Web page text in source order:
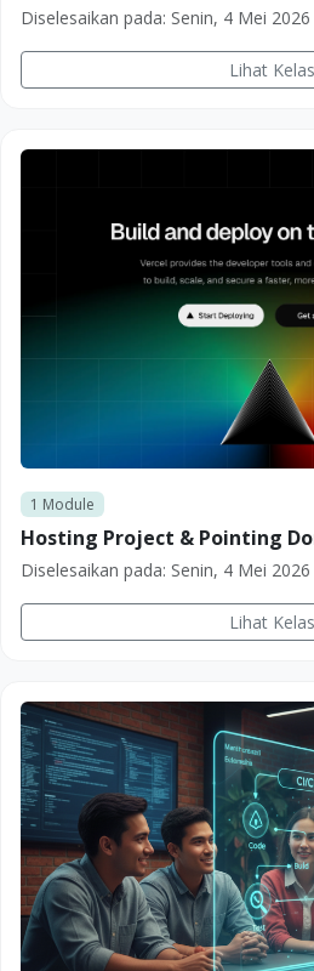
Diselesaikan pada: Senin, 4 Mei
Lihat Kelas
1 Module
Hosting Project & Pointing
Diselesaikan pada: Senin, 4 Mei
Lihat Kelas